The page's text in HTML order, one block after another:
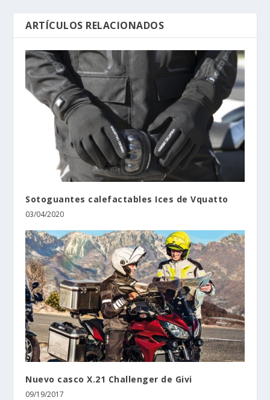
ARTÍCULOS RELACIONADOS
Sotoguantes calefactables Ices de Vquatto
03/04/2020
Nuevo casco X.21 Challenger de Givi
09/19/2017